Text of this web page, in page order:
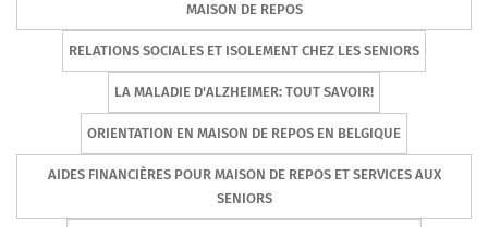
MAISON DE REPOS
RELATIONS SOCIALES ET ISOLEMENT CHEZ LES SENIORS
LA MALADIE D'ALZHEIMER: TOUT SAVOIR!
ORIENTATION EN MAISON DE REPOS EN BELGIQUE
AIDES FINANCIÈRES POUR MAISON DE REPOS ET SERVICES AUX
SENIORS